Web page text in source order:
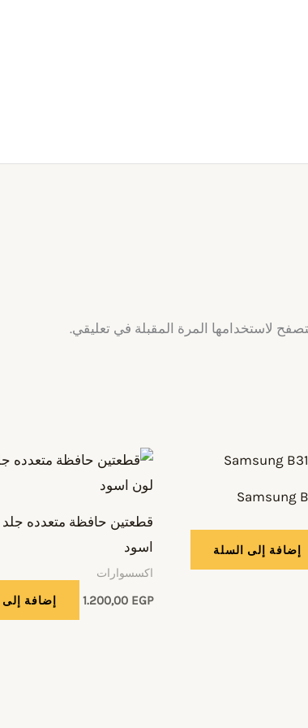
لاستخدامها المرة المقبلة في تعليقي.
Samsung
إضافة إلى السلة
قطعتين حافظة متعدده
اسود
اكسسوارات
1.200,00 EGP إضافة إلى